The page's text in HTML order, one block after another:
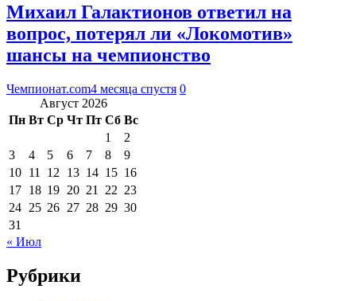
Михаил Галактионов ответил на
вопрос, потерял ли «Локомотив»
шансы на чемпионство
Чемпионат.com4 месяца спустя 0
Август 2026
Пн Вт Ср Чт Пт Сб Вс
1
2
3
4 5 6 7 8
9
10 11 12 13 14 15 16
17 18 19 20 21 22 23
24 25 26 27 28 29 30
31
« Июл
Рубрики